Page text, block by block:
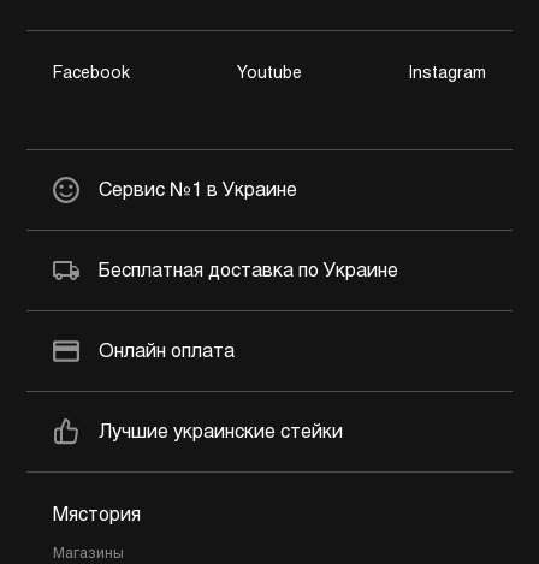
Facebook Youtube Instagram
Сервис №1 в Украине
Бесплатная доставка по Украине
Онлайн оплата
Лучшие украинские стейки
Мястория
Магазины